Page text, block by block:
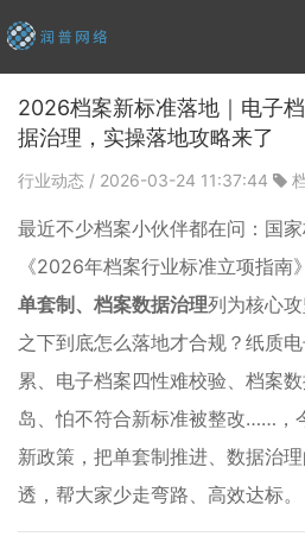
2026档案新标准落地｜电子
据治理，实操落地攻略来了
行业动态 / 2026-03-24 11:37:44
最近不少档案小伙伴都在问：国
《2026年档案行业标准立项指南
单套制、档案数据治理列为核心
之下到底怎么落地才合规？纸质
累、电子档案四性难校验、档案
岛、怕不符合新标准被整改……，
新政策，把单套制推进、数据治
透，帮大家少走弯路、高效达标。